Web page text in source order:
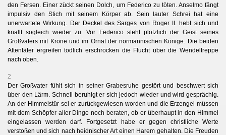
den Fersen. Einer zückt seinen Dolch, um Federico zu töten. Anselmo fängt
impulsiv den Stich mit seinem Körper ab. Sein lauter Schrei hat eine
unerwartete Wirkung. Der Deckel des Sarges von Roger II. hebt sich und
knallt sogleich wieder zu. Vor Federico steht plötzlich der Geist seines
Großvaters mit Krone und im Ornat der normannischen Könige. Die beiden
Attentäter ergreifen tödlich erschrocken die Flucht über die Wendeltreppe
nach oben.
2
Der Großvater fühlt sich in seiner Grabesruhe gestört und beschwert sich
über den Lärm. Schnell beruhigt er sich jedoch wieder und wird gesprächig.
An der Himmelstür sei er zurückgewiesen worden und die Erzengel müssen
mit dem Schöpfer aller Dinge noch beraten, ob er überhaupt in den Himmel
eingelassen werden darf. Fortgesetzt habe er gegen christliche Werte
verstoßen und sich nach heidnischer Art einen Harem gehalten. Die Freuden